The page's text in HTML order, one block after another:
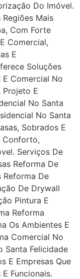
Do Imóvel.
Regiões Mais
Com Forte
Comercial,
E
Soluções
E Comercial No
Projeto E
No Santa
No Santa
Sobrados E
Conforto,
Serviços De
Reforma De
Reforma De
De Drywall
Pintura E
Reforma
Os Ambientes E
Comercial No
Santa Felicidade
E Empresas Que
Funcionais.